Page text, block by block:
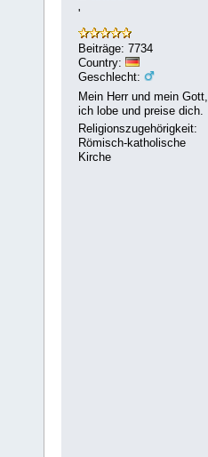
'
Beiträge: 7734
Country:
Geschlecht:
Mein Herr und mein Gott,
ich lobe und preise dich.
Religionszugehörigkeit:
Römisch-katholische
Kirche